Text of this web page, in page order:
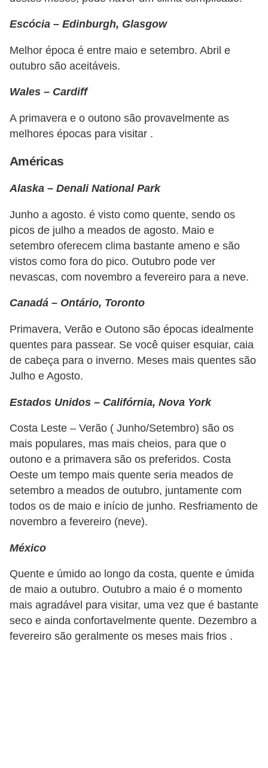
Escócia – Edinburgh, Glasgow
Melhor época é entre maio e setembro. Abril e
outubro são aceitáveis.
Wales – Cardiff
A primavera e o outono são provavelmente as
melhores épocas para visitar .
Américas
Alaska – Denali National Park
Junho a agosto. é visto como quente, sendo os
picos de julho a meados de agosto. Maio e
setembro oferecem clima bastante ameno e são
vistos como fora do pico. Outubro pode ver
nevascas, com novembro a fevereiro para a neve.
Canadá – Ontário, Toronto
Primavera, Verão e Outono são épocas idealmente
quentes para passear. Se você quiser esquiar, caia
de cabeça para o inverno. Meses mais quentes são
Julho e Agosto.
Estados Unidos – Califórnia, Nova York
Costa Leste – Verão ( Junho/Setembro) são os
mais populares, mas mais cheios, para que o
outono e a primavera são os preferidos. Costa
Oeste um tempo mais quente seria meados de
setembro a meados de outubro, juntamente com
todos os de maio e início de junho. Resfriamento de
novembro a fevereiro (neve).
México
Quente e úmido ao longo da costa, quente e úmida
de maio a outubro. Outubro a maio é o momento
mais agradável para visitar, uma vez que é bastante
seco e ainda confortavelmente quente. Dezembro a
fevereiro são geralmente os meses mais frios .